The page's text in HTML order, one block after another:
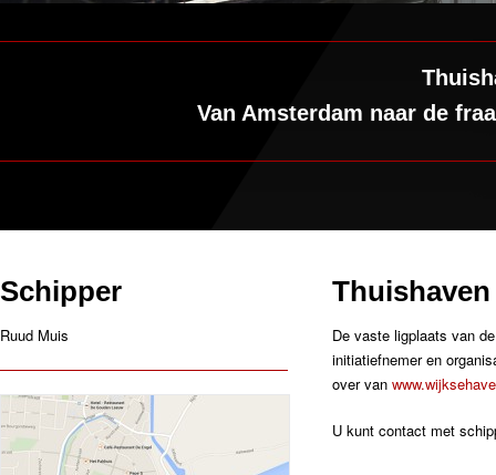
Van Amsterdam naar de
De vaste ligplaats van
initiatiefnemer en
over van
U kunt contact met
Schipper
Ruud Muis